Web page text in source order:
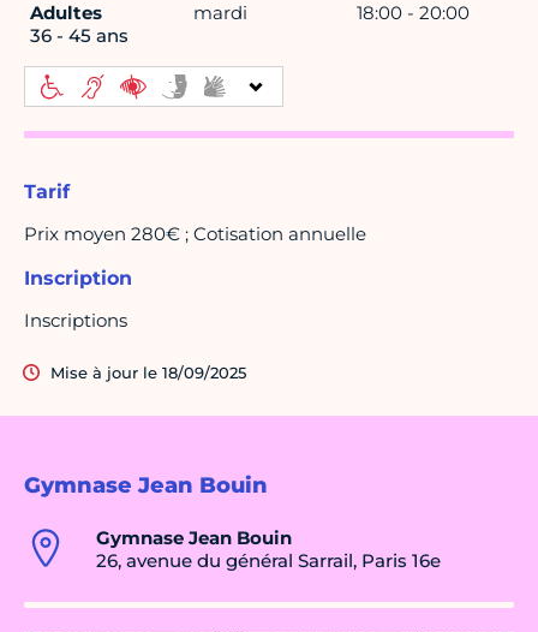
Gymnase Jean Bouin
Gymnase Jean Bouin
26, avenue du général Sarrail, Paris 16e
Adultes
36 - 45 ans
mardi 18:00 - 20:00
Tarif
Prix moyen 280€ ; Cotisation annuelle
Inscription
Inscriptions
Mise à jour le 18/09/2025